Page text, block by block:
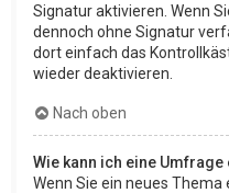
Signatur aktivieren. Wenn
dennoch ohne Signatur
dort einfach das
wieder deaktivieren.
Nach oben
Wie kann ich eine Umfrage
Wenn Sie ein neues